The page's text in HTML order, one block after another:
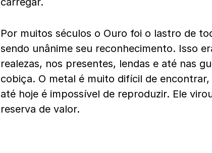
Por muitos séculos o Ouro foi o lastro de
sendo unânime seu reconhecimento. Isso
realezas, nos presentes, lendas e até nas
cobiça. O metal é muito difícil de
até hoje é impossível de reproduzir. Ele
reserva de valor.